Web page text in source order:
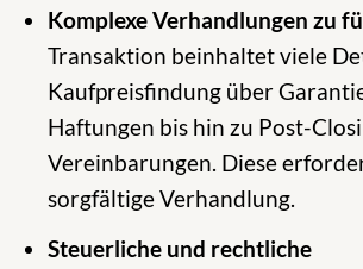
Komplexe Verhandlungen zu
Transaktion beinhaltet viele
Kaufpreisfindung über
Haftungen bis hin zu Post-
Vereinbarungen. Diese
sorgfältige Verhandlung.
Steuerliche und rechtliche